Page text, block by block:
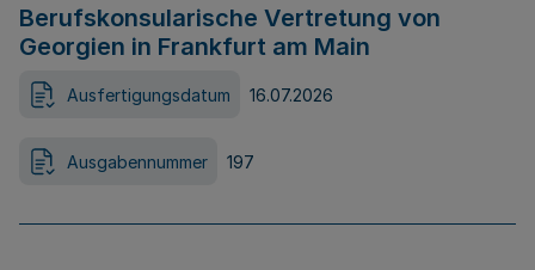
Berufskonsularische Vertretung von
Georgien in Frankfurt am Main
Ausfertigungsdatum 16.07.2026
Ausgabennummer 197